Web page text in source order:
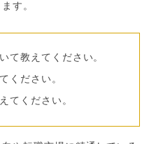
す。
て教えてください。
ください。
てください。